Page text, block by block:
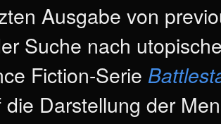
Ausgabe von
Suche nach
Fiction-Serie
die Darstellung der